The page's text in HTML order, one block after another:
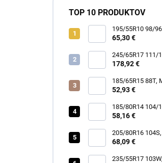
TOP 10 PRODUKTOV
195/55R10 98/
WR301 TRAIL
65,30 €
245/65R17 111/
BFGoodrich, MUD
178,92 €
185/65R15 88T,
MP62 ALL
52,93 €
185/80R14 104/
Security, TR-603
58,16 €
205/80R16
ROAD VENTURE
68,09 €
235/55R17